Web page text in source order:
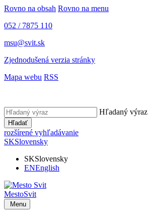
Rovno na obsah Rovno na menu
052 / 7875 110
msu@svit.sk
Zjednodušená verzia stránky
Mapa webu RSS
Hľadaný výraz
Hľadať
rozšírené vyhľadávanie
SKSlovensky
SKSlovensky
ENEnglish
MestoSvit
Menu